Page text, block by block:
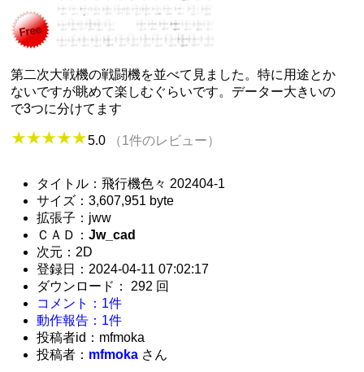
第二次大戦機の戦闘機を並べて見ました。特に用途とか
ないですが眺めて楽しむぐらいです。データー大きいの
で3つに分けてます
5.0 （1件のレビュー）
タイトル：飛行機色々 202404-1
サイズ：3,607,951 byte
拡張子：jww
ＣＡＤ：Jw_cad
次元：2D
登録日：2024-04-11 07:02:17
ダウンロード： 292 回
コメント：1件
動作報告：1件
投稿者id：mfmoka
投稿者： mfmoka さん